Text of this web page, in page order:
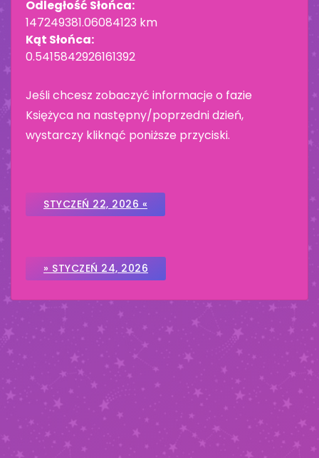
Odległość Słońca:
147249381.06084123 km
Kąt Słońca:
0.5415842926161392
Jeśli chcesz zobaczyć informacje o fazie
Księżyca na następny/poprzedni dzień,
wystarczy kliknąć poniższe przyciski.
STYCZEŃ 22, 2026 «
» STYCZEŃ 24, 2026